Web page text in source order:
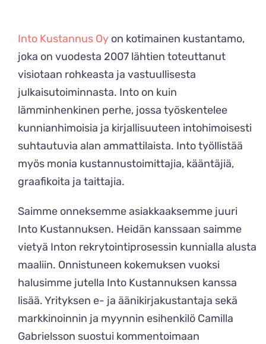
Into Kustannus Oyon kotimainen kustantamo,
joka on vuodesta 2007 lähtien toteuttanut
visiotaan rohkeasta ja vastuullisesta
julkaisutoiminnasta. Into on kuin
lämminhenkinen perhe, jossa työskentelee
kunnianhimoisia ja kirjallisuuteen intohimoisesti
suhtautuvia alan ammattilaista. Into työllistää
myös monia kustannustoimittajia, kääntäjiä,
graafikoita ja taittajia.
Saimme onneksemme asiakkaaksemme juuri
Into Kustannuksen. Heidän kanssaan saimme
vietyä Inton rekrytointiprosessin kunnialla alusta
maaliin. Onnistuneen kokemuksen vuoksi
halusimme jutella Into Kustannuksen kanssa
lisää. Yrityksen e- ja äänikirjakustantaja sekä
markkinoinnin ja myynnin esihenkilö Camilla
Gabrielsson suostui kommentoimaan